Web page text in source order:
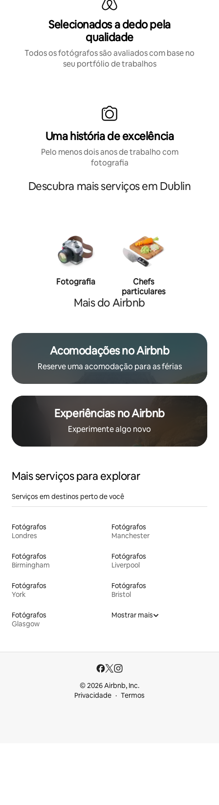
Selecionados a dedo pela
qualidade
Todos os fotógrafos são avaliados com base no
seu portfólio de trabalhos
Uma história de excelência
Pelo menos dois anos de trabalho com
fotografia
Descubra mais serviços em Dublin
Fotografia
Chefs
particulares
Mais do Airbnb
Acomodações no Airbnb
Reserve uma acomodação para as férias
Experiências no Airbnb
Experimente algo novo
Mais serviços para explorar
Serviços em destinos perto de você
Fotógrafos
Londres
Fotógrafos
Manchester
Fotógrafos
Birmingham
Fotógrafos
Liverpool
Fotógrafos
York
Fotógrafos
Bristol
Fotógrafos
Glasgow
Mostrar mais
© 2026 Airbnb, Inc.
Privacidade
Termos